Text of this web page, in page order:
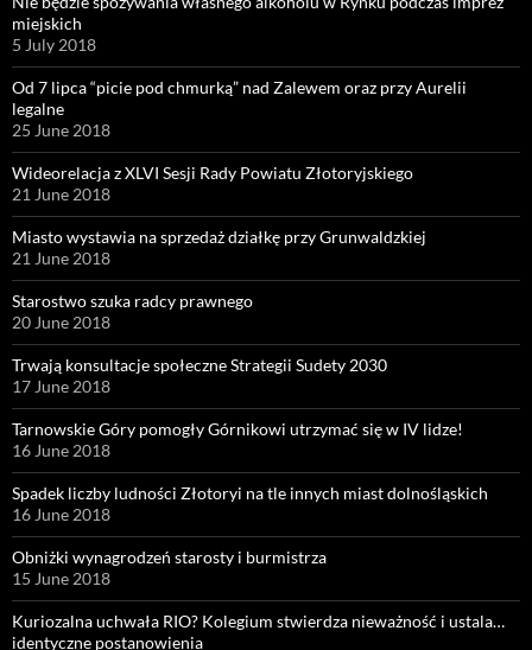
miejskich
5 July 2018
Od 7 lipca “picie pod chmurką” nad Zalewem oraz przy Aurelii
legalne
25 June 2018
Wideorelacja z XLVI Sesji Rady Powiatu Złotoryjskiego
21 June 2018
Miasto wystawia na sprzedaż działkę przy Grunwaldzkiej
21 June 2018
Starostwo szuka radcy prawnego
20 June 2018
Trwają konsultacje społeczne Strategii Sudety 2030
17 June 2018
Tarnowskie Góry pomogły Górnikowi utrzymać się w IV lidze!
16 June 2018
Spadek liczby ludności Złotoryi na tle innych miast dolnośląskich
16 June 2018
Obniżki wynagrodzeń starosty i burmistrza
15 June 2018
Kuriozalna uchwała RIO? Kolegium stwierdza nieważność i ustala…
identyczne postanowienia